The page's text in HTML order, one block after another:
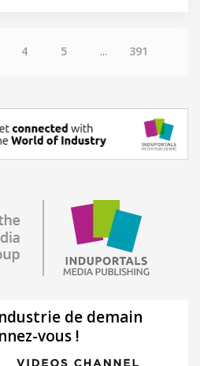
4 5 ... 391
de demain
vous !